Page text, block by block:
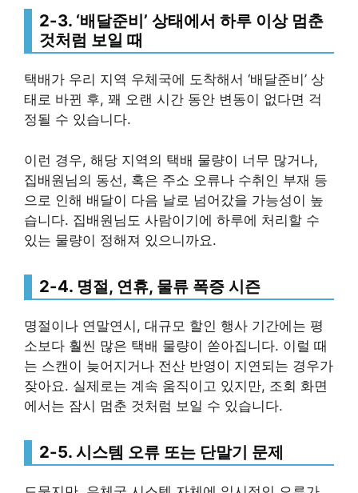
2-3. ‘배달준비’ 상태에서 하루 이상 멈춘
것처럼 보일 때
택배가 우리 지역 우체국에 도착해서 ‘배달준비’ 상
태로 바뀐 후, 꽤 오랜 시간 동안 변동이 없다면 걱
정될 수 있습니다.
이런 경우, 해당 지역의 택배 물량이 너무 많거나,
집배원님의 동선, 혹은 주소 오류나 수취인 부재 등
으로 인해 배달이 다음 날로 넘어갔을 가능성이 높
습니다. 집배원님도 사람이기에 하루에 처리할 수
있는 물량이 정해져 있으니까요.
2-4. 명절, 연휴, 물류 폭증 시즌
명절이나 연말연시, 대규모 할인 행사 기간에는 평
소보다 훨씬 많은 택배 물량이 쏟아집니다. 이럴 때
는 스캔이 늦어지거나 전산 반영이 지연되는 경우가
잦아요. 실제로는 계속 움직이고 있지만, 조회 화면
에서는 잠시 멈춘 것처럼 보일 수 있습니다.
2-5. 시스템 오류 또는 단말기 문제